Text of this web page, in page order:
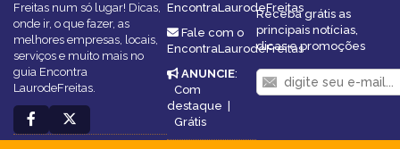
Freitas num só lugar! Dicas,
onde ir, o que fazer, as
melhores empresas, locais,
serviços e muito mais no
guia Encontra
LaurodeFreitas.
EncontraLaurodeFreitas
Fale com o
EncontraLaurodeFreitas
ANUNCIE:
Com
destaque
Grátis
Receba grátis as
principais notícias,
dicas e promoções